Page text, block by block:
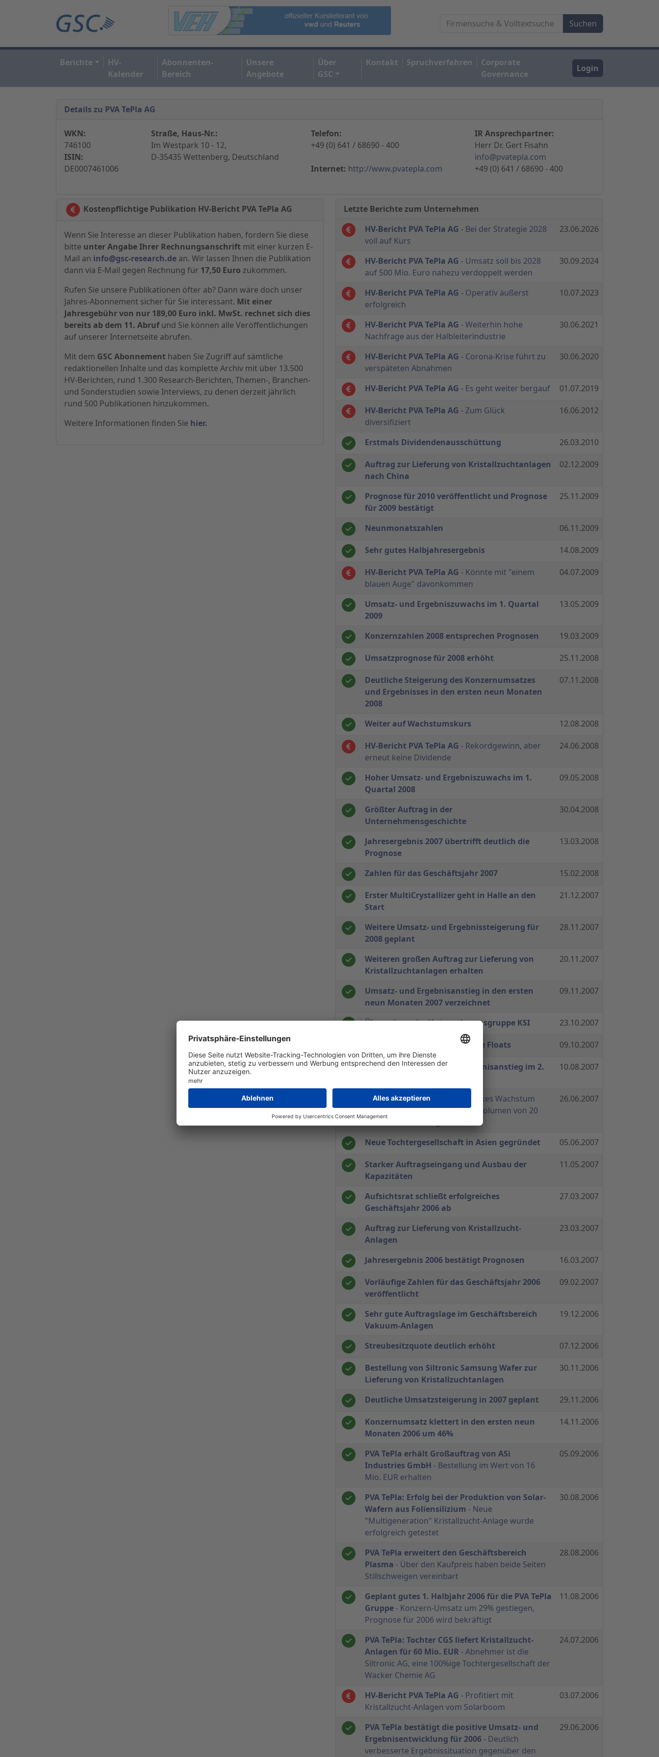
Berichte
HV-
Kalender
Abonnenten-
Bereich
Unsere
Angebote
Über
GSC
Kontakt Spruchverfahren
Corporate
Governance
Login
Details zu PVA TePla AG
WKN:
746100
ISIN:
DE0007461006
Straße, Haus-Nr.:
Im Westpark 10 - 12,
D-35435 Wettenberg, Deutschland
Telefon:
+49 (0) 641 / 68690 - 400
Internet: http://www.pvatepla.com
IR Ansprechpartner:
Herr Dr. Gert Fisahn
info@pvatepla.com
+49 (0) 641 / 68690 - 400
Kostenpflichtige Publikation HV-Bericht PVA TePla AG
Wenn Sie Interesse an dieser Publikation haben, fordern Sie diese
bitte unter Angabe Ihrer Rechnungsanschrift mit einer kurzen E-
Mail an info@gsc-research.de an. Wir lassen Ihnen die Publikation
dann via E-Mail gegen Rechnung für 17,50 Euro zukommen.
Rufen Sie unsere Publikationen öfter ab? Dann wäre doch unser
Jahres-Abonnement sicher für Sie interessant. Mit einer
Jahresgebühr von nur 189,00 Euro inkl. MwSt. rechnet sich dies
bereits ab dem 11. Abrufund Sie können alle Veröffentlichungen
auf unserer Internetseite abrufen.
Mit dem GSC Abonnement haben Sie Zugriff auf sämtliche
redaktionellen Inhalte und das komplette Archiv mit über 13.500
HV-Berichten, rund 1.300 Research-Berichten, Themen-, Branchen-
und Sonderstudien sowie Interviews, zu denen derzeit jährlich
rund 500 Publikationen hinzukommen.
Weitere Informationen finden Sie hier.
Letzte Berichte zum Unternehmen
HV-Bericht PVA TePla AG - Bei der Strategie 2028
voll auf Kurs
23.06.2026
HV-Bericht PVA TePla AG - Umsatz soll bis 2028
auf 500 Mio. Euro nahezu verdoppelt werden
30.09.2024
HV-Bericht PVA TePla AG - Operativ äußerst
erfolgreich
10.07.2023
HV-Bericht PVA TePla AG - Weiterhin hohe
Nachfrage aus der Halbleiterindustrie
30.06.2021
HV-Bericht PVA TePla AG - Corona-Krise führt zu
verspäteten Abnahmen
30.06.2020
HV-Bericht PVA TePla AG - Es geht weiter bergauf 01.07.2019
HV-Bericht PVA TePla AG - Zum Glück
diversifiziert
16.06.2012
Erstmals Dividendenausschüttung 26.03.2010
Auftrag zur Lieferung von Kristallzuchtanlagen
nach China
02.12.2009
Prognose für 2010 veröffentlicht und Prognose
für 2009 bestätigt
25.11.2009
Neunmonatszahlen 06.11.2009
Sehr gutes Halbjahresergebnis 14.08.2009
HV-Bericht PVA TePla AG - Könnte mit "einem
blauen Auge" davonkommen
04.07.2009
Umsatz- und Ergebniszuwachs im 1. Quartal
2009
13.05.2009
Konzernzahlen 2008 entsprechen Prognosen 19.03.2009
Umsatzprognose für 2008 erhöht 25.11.2008
Deutliche Steigerung des Konzernumsatzes
und Ergebnisses in den ersten neun Monaten
2008
07.11.2008
Weiter auf Wachstumskurs 12.08.2008
HV-Bericht PVA TePla AG - Rekordgewinn, aber
erneut keine Dividende
24.06.2008
Hoher Umsatz- und Ergebniszuwachs im 1.
Quartal 2008
09.05.2008
Größter Auftrag in der
Unternehmensgeschichte
30.04.2008
Jahresergebnis 2007 übertrifft deutlich die
Prognose
13.03.2008
Zahlen für das Geschäftsjahr 2007 15.02.2008
Erster MultiCrystallizer geht in Halle an den
Start
21.12.2007
Weitere Umsatz- und Ergebnissteigerung für
2008 geplant
28.11.2007
Weiteren großen Auftrag zur Lieferung von
Kristallzuchtanlagen erhalten
20.11.2007
Umsatz- und Ergebnisanstieg in den ersten
neun Monaten 2007 verzeichnet
09.11.2007
Übernahme der Unternehmensgruppe KSI 23.10.2007
Erhebliche Steigerung des Free Floats 09.10.2007
Deutlicher Umsatz- und Ergebnisanstieg im 2.
10.08.2007
HV-Bericht PVA TePla AG
- Starkes Wachstum
macht Neubau mit Investitionsvolumen von 20
Mio. EUR notwendig
26.06.2007
Neue Tochtergesellschaft in Asien gegründet 05.06.2007
Starker Auftragseingang und Ausbau der
Kapazitäten
11.05.2007
Aufsichtsrat schließt erfolgreiches
Geschäftsjahr 2006 ab
27.03.2007
Auftrag zur Lieferung von Kristallzucht-
Anlagen
23.03.2007
Jahresergebnis 2006 bestätigt Prognosen 16.03.2007
Vorläufige Zahlen für das Geschäftsjahr 2006
veröffentlicht
09.02.2007
Sehr gute Auftragslage im Geschäftsbereich
Vakuum-Anlagen
19.12.2006
Streubesitzquote deutlich erhöht 07.12.2006
Bestellung von Siltronic Samsung Wafer zur
Lieferung von Kristallzuchtanlagen
30.11.2006
Deutliche Umsatzsteigerung in 2007 geplant 29.11.2006
Konzernumsatz klettert in den ersten neun
Monaten 2006 um 46%
14.11.2006
PVA TePla erhält Großauftrag von ASi
Industries GmbH - Bestellung im Wert von 16
Mio. EUR erhalten
05.09.2006
PVA TePla: Erfolg bei der Produktion von Solar-
Wafern aus Foliensilizium - Neue
"Multigeneration" Kristallzucht-Anlage wurde
erfolgreich getestet
30.08.2006
PVA TePla erweitert den Geschäftsbereich
Plasma - Über den Kaufpreis haben beide Seiten
Stillschweigen vereinbart
28.08.2006
Geplant gutes 1. Halbjahr 2006 für die PVA TePla
Gruppe- Konzern-Umsatz um 29% gestiegen,
Prognose für 2006 wird bekräftigt
11.08.2006
PVA TePla: Tochter CGS liefert Kristallzucht-
Anlagen für 60 Mio. EUR - Abnehmer ist die
Siltronic AG, eine 100%ige Tochtergesellschaft der
Wacker Chemie AG
24.07.2006
HV-Bericht PVA TePla AG - Profitiert mit
Kristallzucht-Anlagen vom Solarboom
03.07.2006
PVA TePla bestätigt die positive Umsatz- und
Ergebnisentwicklung für 2006 - Deutlich
verbesserte Ergebnissituation gegenüber den
29.06.2006